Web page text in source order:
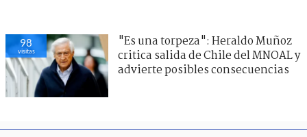
98
visitas
"Es una torpeza": Heraldo Muñoz
critica salida de Chile del MNOAL y
advierte posibles consecuencias